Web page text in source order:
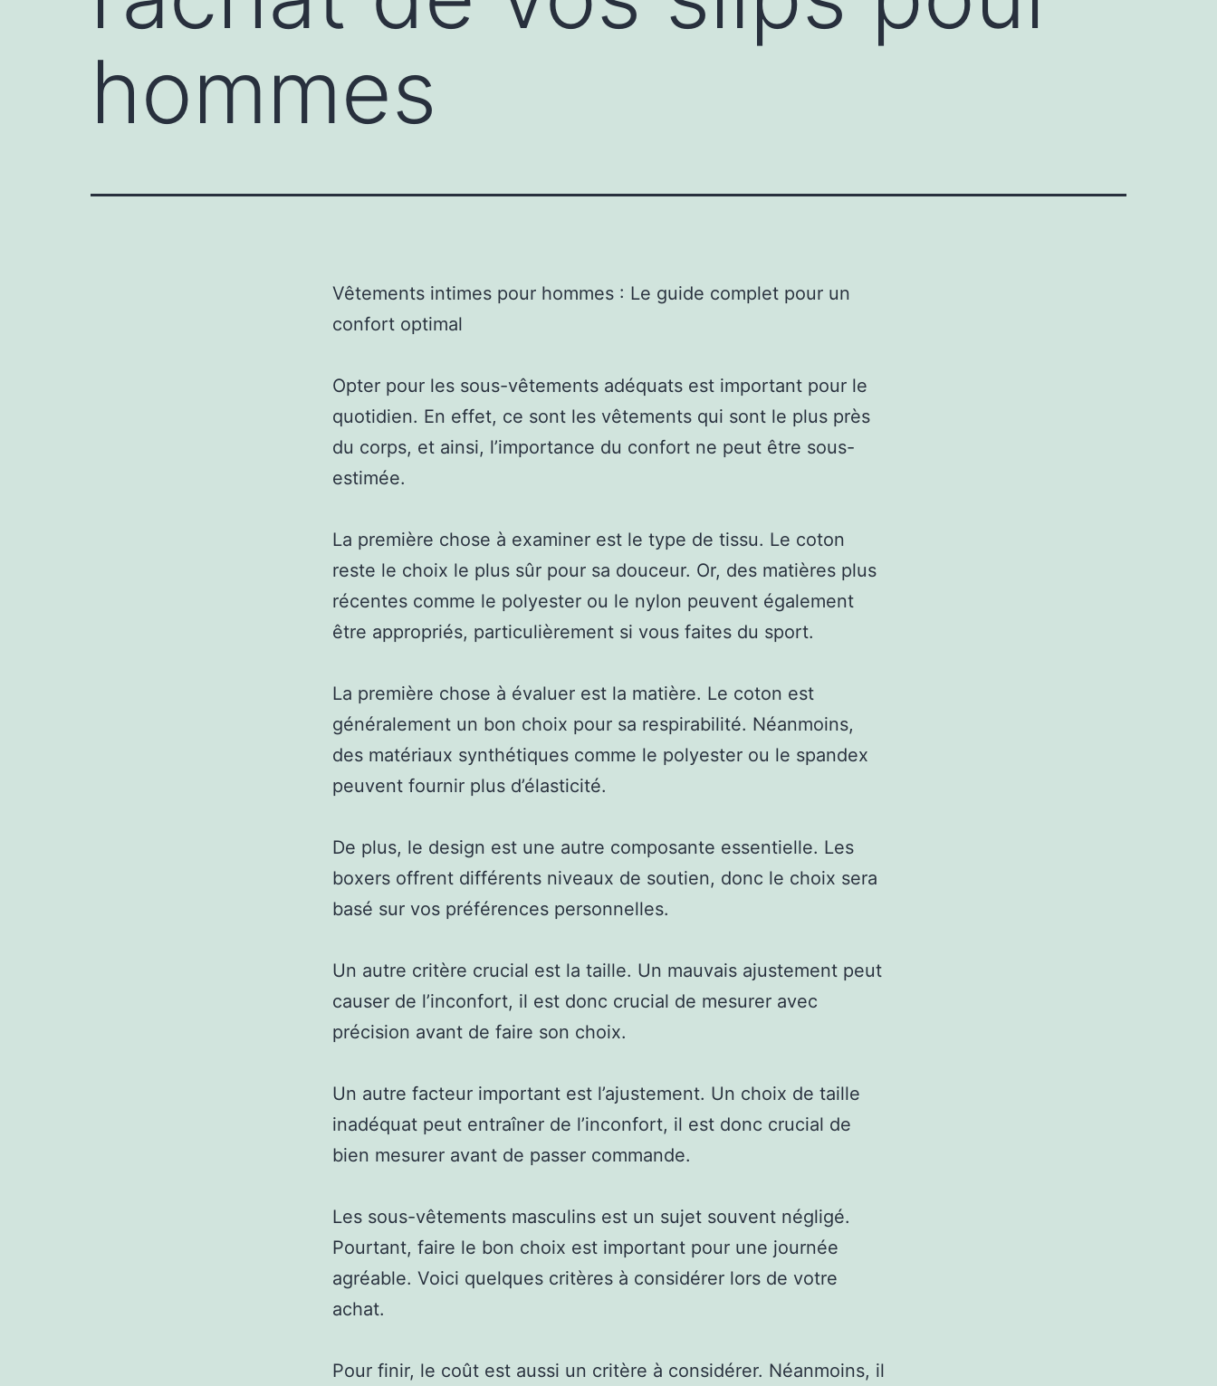
hommes
Vêtements intimes pour hommes : Le guide complet pour un
confort optimal
Opter pour les sous-vêtements adéquats est important pour le
quotidien. En effet, ce sont les vêtements qui sont le plus près
du corps, et ainsi, l’importance du confort ne peut être sous-
estimée.
La première chose à examiner est le type de tissu. Le coton
reste le choix le plus sûr pour sa douceur. Or, des matières plus
récentes comme le polyester ou le nylon peuvent également
être appropriés, particulièrement si vous faites du sport.
La première chose à évaluer est la matière. Le coton est
généralement un bon choix pour sa respirabilité. Néanmoins,
des matériaux synthétiques comme le polyester ou le spandex
peuvent fournir plus d’élasticité.
De plus, le design est une autre composante essentielle. Les
boxers offrent différents niveaux de soutien, donc le choix sera
basé sur vos préférences personnelles.
Un autre critère crucial est la taille. Un mauvais ajustement peut
causer de l’inconfort, il est donc crucial de mesurer avec
précision avant de faire son choix.
Un autre facteur important est l’ajustement. Un choix de taille
inadéquat peut entraîner de l’inconfort, il est donc crucial de
bien mesurer avant de passer commande.
Les sous-vêtements masculins est un sujet souvent négligé.
Pourtant, faire le bon choix est important pour une journée
agréable. Voici quelques critères à considérer lors de votre
achat.
Pour finir, le coût est aussi un critère à considérer. Néanmoins, il